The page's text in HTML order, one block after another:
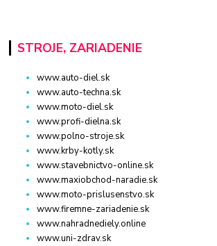
STROJE, ZARIADENIE
www.auto-diel.sk
www.auto-techna.sk
www.moto-diel.sk
www.profi-dielna.sk
www.polno-stroje.sk
www.krby-kotly.sk
www.stavebnictvo-online.sk
www.maxiobchod-naradie.sk
www.moto-prislusenstvo.sk
www.firemne-zariadenie.sk
www.nahradnediely.online
www.uni-zdrav.sk